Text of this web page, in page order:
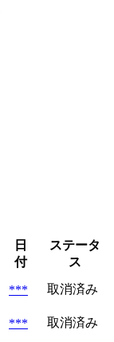
日
付
ステータ
ス
***
取消済み
***
取消済み